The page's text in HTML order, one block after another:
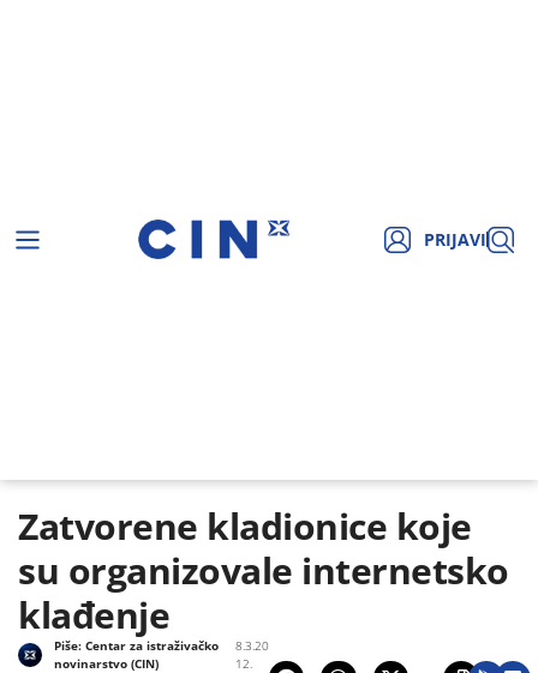
PRIJAVI
Zatvorene kladionice koje
su organizovale internetsko
klađenje
8.3.20
12.
Piše:Centar za istraživačko
novinarstvo (CIN)